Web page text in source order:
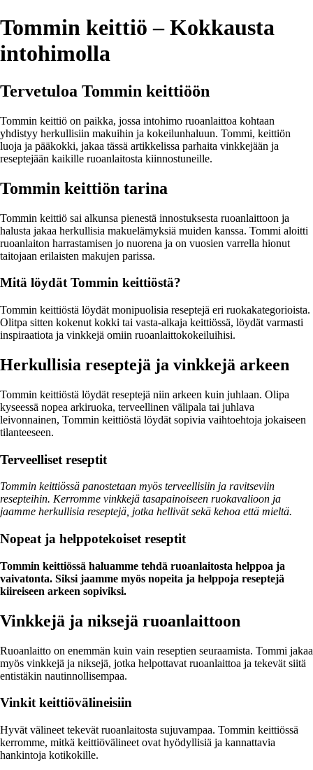
Tommin keittiö – Kokkausta
intohimolla
Tervetuloa Tommin keittiöön
Tommin keittiö on paikka, jossa intohimo ruoanlaittoa kohtaan
yhdistyy herkullisiin makuihin ja kokeilunhaluun. Tommi, keittiön
luoja ja pääkokki, jakaa tässä artikkelissa parhaita vinkkejään ja
reseptejään kaikille ruoanlaitosta kiinnostuneille.
Tommin keittiön tarina
Tommin keittiö sai alkunsa pienestä innostuksesta ruoanlaittoon ja
halusta jakaa herkullisia makuelämyksiä muiden kanssa. Tommi aloitti
ruoanlaiton harrastamisen jo nuorena ja on vuosien varrella hionut
taitojaan erilaisten makujen parissa.
Mitä löydät Tommin keittiöstä?
Tommin keittiöstä löydät monipuolisia reseptejä eri ruokakategorioista.
Olitpa sitten kokenut kokki tai vasta-alkaja keittiössä, löydät varmasti
inspiraatiota ja vinkkejä omiin ruoanlaittokokeiluihisi.
Herkullisia reseptejä ja vinkkejä arkeen
Tommin keittiöstä löydät reseptejä niin arkeen kuin juhlaan. Olipa
kyseessä nopea arkiruoka, terveellinen välipala tai juhlava
leivonnainen, Tommin keittiöstä löydät sopivia vaihtoehtoja jokaiseen
tilanteeseen.
Terveelliset reseptit
Tommin keittiössä panostetaan myös terveellisiin ja ravitseviin
resepteihin. Kerromme vinkkejä tasapainoiseen ruokavalioon ja
jaamme herkullisia reseptejä, jotka hellivät sekä kehoa että mieltä.
Nopeat ja helppotekoiset reseptit
Tommin keittiössä haluamme tehdä ruoanlaitosta helppoa ja
vaivatonta. Siksi jaamme myös nopeita ja helppoja reseptejä
kiireiseen arkeen sopiviksi.
Vinkkejä ja niksejä ruoanlaittoon
Ruoanlaitto on enemmän kuin vain reseptien seuraamista. Tommi jakaa
myös vinkkejä ja niksejä, jotka helpottavat ruoanlaittoa ja tekevät siitä
entistäkin nautinnollisempaa.
Vinkit keittiövälineisiin
Hyvät välineet tekevät ruoanlaitosta sujuvampaa. Tommin keittiössä
kerromme, mitkä keittiövälineet ovat hyödyllisiä ja kannattavia
hankintoja kotikokille.